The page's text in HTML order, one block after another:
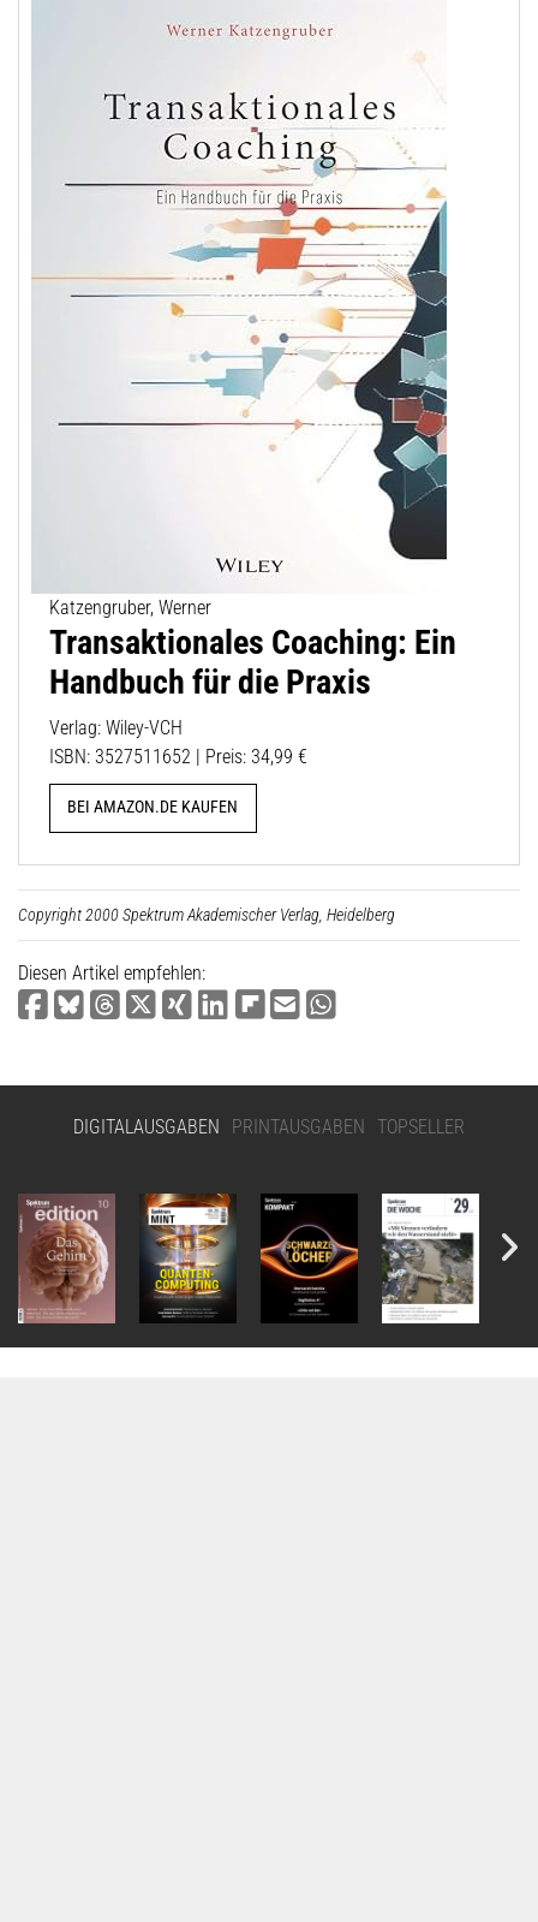
Katzengruber, Werner
Transaktionales Coaching: Ein
Handbuch für die Praxis
Verlag: Wiley-VCH
ISBN: 3527511652 | Preis: 34,99 €
BEI AMAZON.DE KAUFEN
Copyright 2000 Spektrum Akademischer Verlag, Heidelberg
Diesen Artikel empfehlen:
DIGITALAUSGABEN PRINTAUSGABEN TOPSELLER